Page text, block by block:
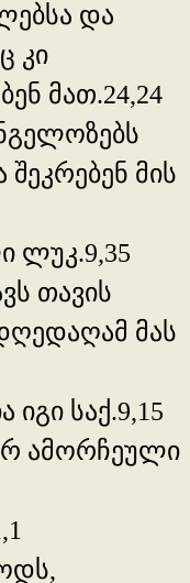
და
კი
მათ.24,24
მის
ლუკ.9,35
თავის
მას
საქ.9,15
ამორჩეული